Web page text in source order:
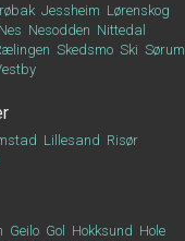
Jessheim Lørenskog
Nes Nesodden Nittedal
Skedsmo Ski Sørum
Lillesand Risør
Geilo Gol Hokksund Hole